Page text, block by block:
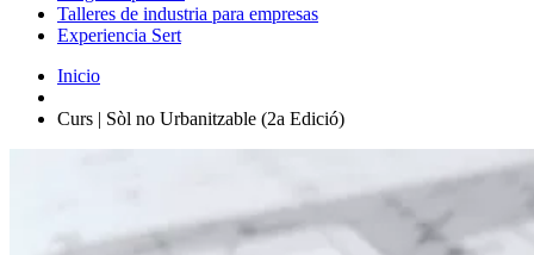
Talleres de industria para empresas
Experiencia Sert
Inicio
Curs | Sòl no Urbanitzable (2a Edició)